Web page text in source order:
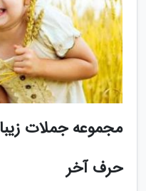
مجموعه جملات
حرف آخر